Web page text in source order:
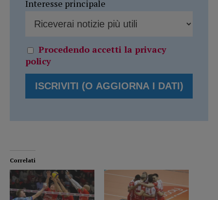
Interesse principale
Procedendo accetti la privacy
policy
Correlati